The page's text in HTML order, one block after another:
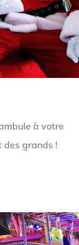
à votre
des grands !